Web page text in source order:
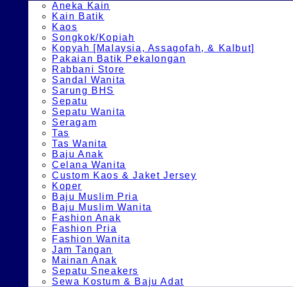
Aneka Kain
Kain Batik
Kaos
Songkok/Kopiah
Kopyah [Malaysia, Assagofah, & Kalbut]
Pakaian Batik Pekalongan
Rabbani Store
Sandal Wanita
Sarung BHS
Sepatu
Sepatu Wanita
Seragam
Tas
Tas Wanita
Baju Anak
Celana Wanita
Custom Kaos & Jaket Jersey
Koper
Baju Muslim Pria
Baju Muslim Wanita
Fashion Anak
Fashion Pria
Fashion Wanita
Jam Tangan
Mainan Anak
Sepatu Sneakers
Sewa Kostum & Baju Adat